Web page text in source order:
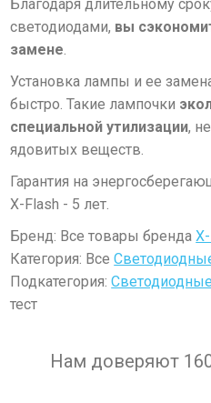
Благодаря длительному
светодиодами, вы
замене.
Установка лампы и ее
быстро. Такие лампочки
специальной утилизации,
ядовитых веществ.
Гарантия на
X-Flash - 5 лет.
Бренд: Все товары бренда
Категория: Все
Подкатегория:
тест
Нам доверяют